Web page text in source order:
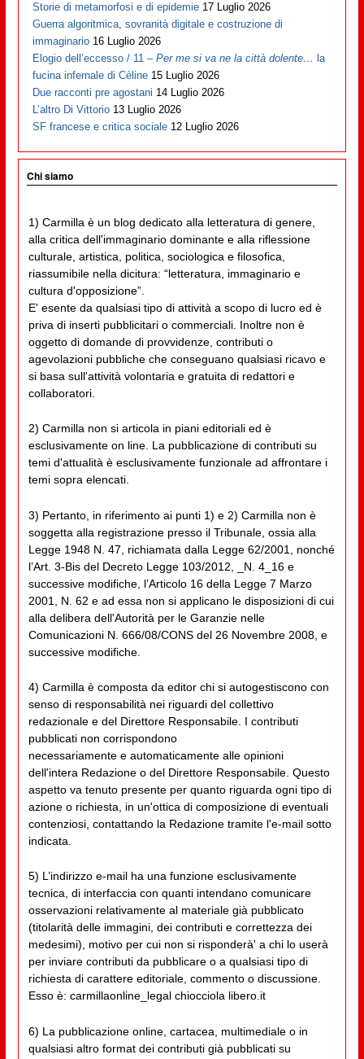
Storie di metamorfosi e di epidemie 17 Luglio 2026
Guerra algoritmica, sovranità digitale e costruzione di
immaginario 16 Luglio 2026
Elogio dell’eccesso / 11 –Per me si va ne la città dolente… la
fucina infernale di Cèline 15 Luglio 2026
Due racconti pre agostani 14 Luglio 2026
L’altro Di Vittorio 13 Luglio 2026
SF francese e critica sociale 12 Luglio 2026
Chi siamo
1) Carmilla è un blog dedicato alla letteratura di genere,
alla critica dell'immaginario dominante e alla riflessione
culturale, artistica, politica, sociologica e filosofica,
riassumibile nella dicitura: “letteratura, immaginario e
cultura d'opposizione”.
E' esente da qualsiasi tipo di attività a scopo di lucro ed è
priva di inserti pubblicitari o commerciali. Inoltre non è
oggetto di domande di provvidenze, contributi o
agevolazioni pubbliche che conseguano qualsiasi ricavo e
si basa sull'attività volontaria e gratuita di redattori e
collaboratori.
2) Carmilla non si articola in piani editoriali ed è
esclusivamente on line. La pubblicazione di contributi su
temi d'attualità è esclusivamente funzionale ad affrontare i
temi sopra elencati.
3) Pertanto, in riferimento ai punti 1) e 2) Carmilla non è
soggetta alla registrazione presso il Tribunale, ossia alla
Legge 1948 N. 47, richiamata dalla Legge 62/2001, nonché
l’Art. 3-Bis del Decreto Legge 103/2012, _N. 4_16 e
successive modifiche, l’Articolo 16 della Legge 7 Marzo
2001, N. 62 e ad essa non si applicano le disposizioni di cui
alla delibera dell'Autorità per le Garanzie nelle
Comunicazioni N. 666/08/CONS del 26 Novembre 2008, e
successive modifiche.
4) Carmilla è composta da editor chi si autogestiscono con
senso di responsabilità nei riguardi del collettivo
redazionale e del Direttore Responsabile. I contributi
pubblicati non corrispondono
necessariamente e automaticamente alle opinioni
dell'intera Redazione o del Direttore Responsabile. Questo
aspetto va tenuto presente per quanto riguarda ogni tipo di
azione o richiesta, in un'ottica di composizione di eventuali
contenziosi, contattando la Redazione tramite l'e-mail sotto
indicata.
5) L’indirizzo e-mail ha una funzione esclusivamente
tecnica, di interfaccia con quanti intendano comunicare
osservazioni relativamente al materiale già pubblicato
(titolarità delle immagini, dei contributi e correttezza dei
medesimi), motivo per cui non si risponderà' a chi lo userà
per inviare contributi da pubblicare o a qualsiasi tipo di
richiesta di carattere editoriale, commento o discussione.
Esso è: carmillaonline_legal chiocciola libero.it
6) La pubblicazione online, cartacea, multimediale o in
qualsiasi altro format dei contributi già pubblicati su